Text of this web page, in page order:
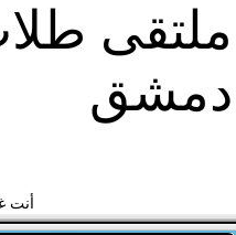
ملتقى
دمشق
أنت